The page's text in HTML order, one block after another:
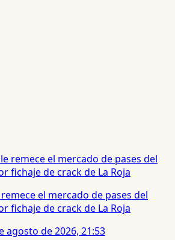
el mercado de pases del
fichaje de crack de La Roja
agosto de 2026, 21:53